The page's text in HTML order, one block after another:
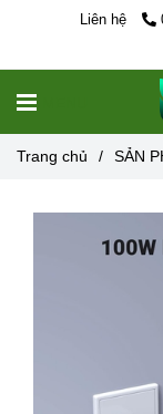
Liên hệ
Trang chủ / SẢN